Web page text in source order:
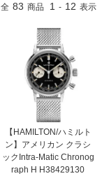
全 83 商品 1 - 12 表示
【HAMILTON/ハミルト
ン】アメリカン クラシ
ックIntra-Matic Chronog
raph H H38429130